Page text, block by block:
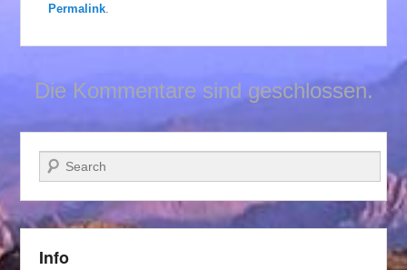
Permalink
Die Kommentare sind geschlossen.
Suchen
Info